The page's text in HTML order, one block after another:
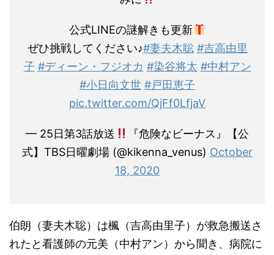
公式LINEの謎解きも更新
ぜひ挑戦してください♪#妻夫木聡 #吉高由里
子 #ディーン・フジオカ #染谷将太 #中村アン
#小日向文世 #戸田恵子
pic.twitter.com/QjFf0LfjaV
— 25日第3話放送
『危険なビーナス』【公
式】TBS日曜劇場 (@kikenna_venus) October
18, 2020
伯朗（妻夫木聡）は楓（吉高由里子）が救急搬送さ
れたと看護師の元美（中村アン）から聞き、病院に